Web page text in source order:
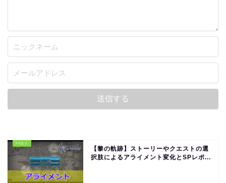
【黎の軌跡】ストーリーやクエストの選
択肢によるアライメント変化とSPレポ...